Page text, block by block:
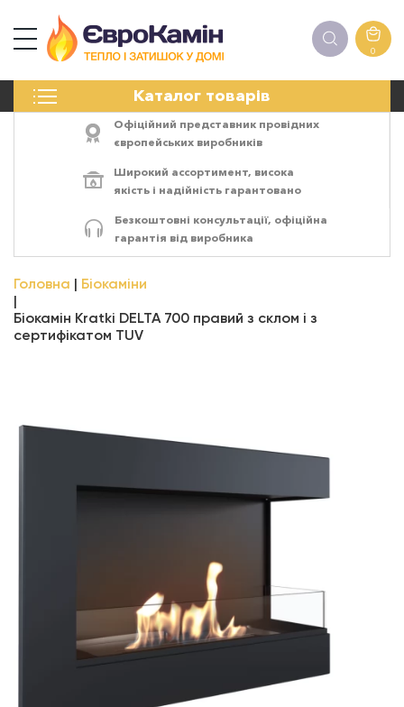
0
Каталог товарів
ПЕЧІ
ЕЛЕКТРОКАМІНИ
АКСЕСУАРИ
Офіційний представник провідних
європейських виробників
Широкий ассортимент, висока
якість і надійність гарантовано
Безкоштовні консультації, офіційна
гарантія від виробника
Головна Біокаміни
Біокамін Kratki DELTA 700 правий з склом і з
сертифікатом TUV